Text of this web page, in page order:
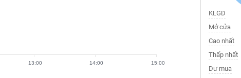
13:00 14:00 15:00
KLGD
Mở cửa
Cao nhất
Thấp nhất
Dư mua